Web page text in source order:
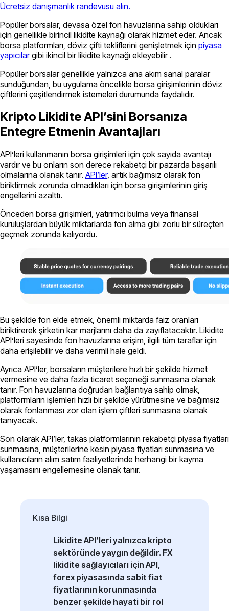
Ücretsiz danışmanlık randevusu alın.
Popüler borsalar, devasa özel fon havuzlarına sahip oldukları
için genellikle birincil likidite kaynağı olarak hizmet eder. Ancak
borsa platformları, döviz çifti tekliflerini genişletmek için piyasa
yapıcılargibi ikincil bir likidite kaynağı ekleyebilir .
Popüler borsalar genellikle yalnızca ana akım sanal paralar
sunduğundan, bu uygulama öncelikle borsa girişimlerinin döviz
çiftlerini çeşitlendirmek istemeleri durumunda faydalıdır.
Kripto Likidite API’sini Borsanıza
Entegre Etmenin Avantajları
API’leri kullanmanın borsa girişimleri için çok sayıda avantajı
vardır ve bu onların son derece rekabetçi bir pazarda başarılı
olmalarına olanak tanır. API’ler, artık bağımsız olarak fon
biriktirmek zorunda olmadıkları için borsa girişimlerinin giriş
engellerini azalttı.
Önceden borsa girişimleri, yatırımcı bulma veya finansal
kuruluşlardan büyük miktarlarda fon alma gibi zorlu bir süreçten
geçmek zorunda kalıyordu.
Bu şekilde fon elde etmek, önemli miktarda faiz oranları
biriktirerek şirketin kar marjlarını daha da zayıflatacaktır. Likidite
API’leri sayesinde fon havuzlarına erişim, ilgili tüm taraflar için
daha erişilebilir ve daha verimli hale geldi.
Ayrıca API’ler, borsaların müşterilere hızlı bir şekilde hizmet
vermesine ve daha fazla ticaret seçeneği sunmasına olanak
tanır. Fon havuzlarına doğrudan bağlantıya sahip olmak,
platformların işlemleri hızlı bir şekilde yürütmesine ve bağımsız
olarak fonlanması zor olan işlem çiftleri sunmasına olanak
tanıyacak.
Son olarak API’ler, takas platformlarının rekabetçi piyasa fiyatları
sunmasına, müşterilerine kesin piyasa fiyatları sunmasına ve
kullanıcıların alım satım faaliyetlerinde herhangi bir kayma
yaşamasını engellemesine olanak tanır.
Likidite API’leri yalnızca kripto
sektöründe yaygın değildir. FX
likidite sağlayıcıları için API,
forex piyasasında sabit fiat
fiyatlarının korunmasında
benzer şekilde hayati bir rol
Kısa Bilgi